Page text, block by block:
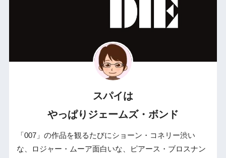
スパイは
やっぱりジェームズ・ボンド
「007」の作品を観るたびにショーン・コネリー渋い
な、ロジャー・ムーア面白いな、ピアース・ブロスナン